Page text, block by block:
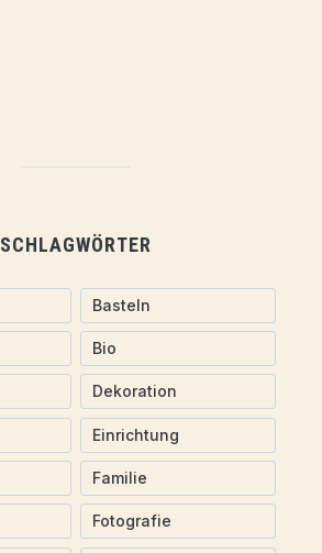
SCHLAGWÖRTER
Basteln
Bio
Dekoration
Einrichtung
Familie
Fotografie